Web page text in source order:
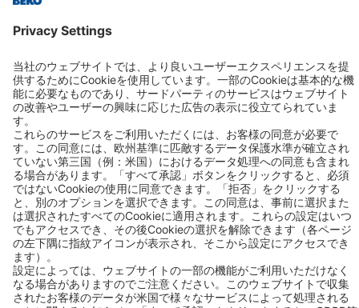
お問い合わせ
BEKO TECHNOLOGIES K.K.
Phone: +81 (44) 3287601
Fax: +81 (44) 3287602
Mail:info.jp@beko-technologies.com
Address:
〒210-0855神奈川県川崎市川崎区南渡田町1-1京浜THINKビル8F